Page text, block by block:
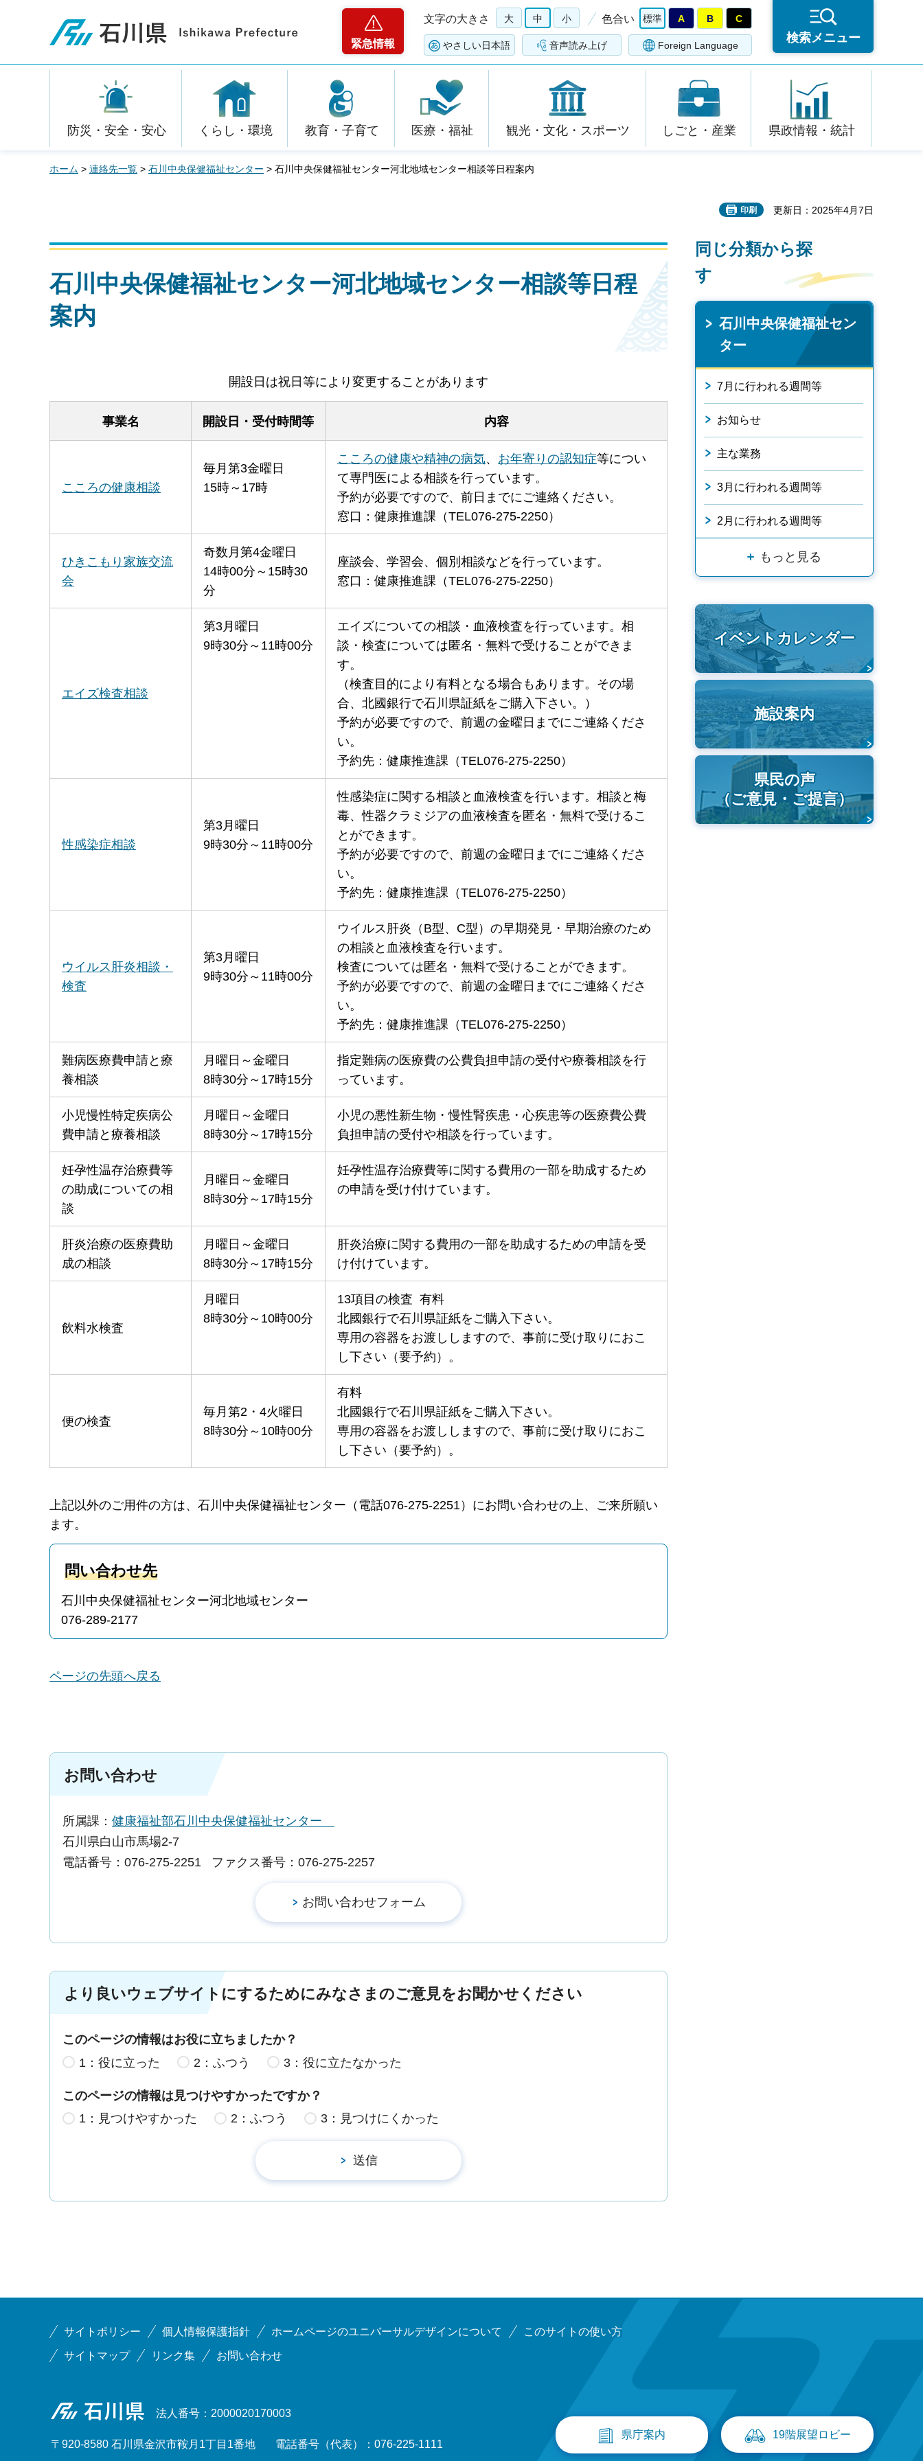
石川県
緊急情報
文字の大きさ 大 中 小 色合い 標準 A B C
やさしい日本語 音声読み上げ Foreign Language
検索メニュー
防災・安全・安心 くらし・環境 教育・子育て 医療・福祉 観光・文化・スポーツ しごと・産業 県政情報・統計
ホーム > 連絡先一覧 > 石川中央保健福祉センター > 石川中央保健福祉センター河北地域センター相談等日程案内
印刷 更新日：2025年4月7日
石川中央保健福祉センター河北地域センター相談等日程
案内
開設日は祝日等により変更することがあります
事業名 開設日・受付時間等 内容
こころの健康相談
毎月第3金曜日
15時～17時
こころの健康や精神の病気、 お年寄りの認知症等につい
て専門医による相談を行っています。
予約が必要ですので、前日までにご連絡ください。
窓口：健康推進課（TEL076-275-2250）
ひきこもり家族交流
会
奇数月第4金曜日
14時00分～15時30
分
座談会、学習会、個別相談などを行っています。
窓口：健康推進課（TEL076-275-2250）
エイズ検査相談
第3月曜日
9時30分～11時00分
エイズについての相談・血液検査を行っています。相
談・検査については匿名・無料で受けることができま
す。
（検査目的により有料となる場合もあります。その場
合、北國銀行で石川県証紙をご購入下さい。）
予約が必要ですので、前週の金曜日までにご連絡くださ
い。
予約先：健康推進課（TEL076-275-2250）
性感染症相談
第3月曜日
9時30分～11時00分
性感染症に関する相談と血液検査を行います。相談と梅
毒、性器クラミジアの血液検査を匿名・無料で受けるこ
とができます。
予約が必要ですので、前週の金曜日までにご連絡くださ
い。
予約先：健康推進課（TEL076-275-2250）
ウイルス肝炎相談・
検査
第3月曜日
9時30分～11時00分
ウイルス肝炎（B型、C型）の早期発見・早期治療のため
の相談と血液検査を行います。
検査については匿名・無料で受けることができます。
予約が必要ですので、前週の金曜日までにご連絡くださ
い。
予約先：健康推進課（TEL076-275-2250）
難病医療費申請と療
養相談
月曜日～金曜日
8時30分～17時15分
指定難病の医療費の公費負担申請の受付や療養相談を行
っています。
小児慢性特定疾病公
費申請と療養相談
月曜日～金曜日
8時30分～17時15分
小児の悪性新生物・慢性腎疾患・心疾患等の医療費公費
負担申請の受付や相談を行っています。
妊孕性温存治療費等
の助成についての相
談
月曜日～金曜日
8時30分～17時15分
妊孕性温存治療費等に関する費用の一部を助成するため
の申請を受け付けています。
肝炎治療の医療費助
成の相談
月曜日～金曜日
8時30分～17時15分
肝炎治療に関する費用の一部を助成するための申請を受
け付けています。
飲料水検査
月曜日
8時30分～10時00分
13項目の検査 有料
北國銀行で石川県証紙をご購入下さい。
専用の容器をお渡ししますので、事前に受け取りにおこ
し下さい（要予約）。
便の検査
毎月第2・4火曜日
8時30分～10時00分
有料
北國銀行で石川県証紙をご購入下さい。
専用の容器をお渡ししますので、事前に受け取りにおこ
し下さい（要予約）。
上記以外のご用件の方は、石川中央保健福祉センター（電話076-275-2251）にお問い合わせの上、ご来所願い
ます。
問い合わせ先
石川中央保健福祉センター河北地域センター
076-289-2177
ページの先頭へ戻る
お問い合わせ
所属課： 健康福祉部石川中央保健福祉センター
石川県白山市馬場2-7
電話番号：076-275-2251
ファクス番号：076-275-2257
より良いウェブサイトにするためにみなさまのご意見をお聞かせください
このページの情報はお役に立ちましたか？
1：役に立った
2：ふつう 3：役に立たなかった
このページの情報は見つけやすかったですか？
1：見つけやすかった
2：ふつう 3：見つけにくかった
同じ分類から探
す
石川中央保健福祉セン
ター
7月に行われる週間等
お知らせ
主な業務
3月に行われる週間等
2月に行われる週間等
もっと見る
イベントカレンダー
施設案内
県民の声
（ご意見・ご提言）
サイトポリシー 個人情報保護指針 ホームページのユニバーサルデザインについて このサイトの使い方
サイトマップ リンク集 お問い合わせ
石川県 法人番号：2000020170003
〒920-8580 石川県金沢市鞍月1丁目1番地 電話番号（代表）：076-225-1111
県庁案内 19階展望ロビー